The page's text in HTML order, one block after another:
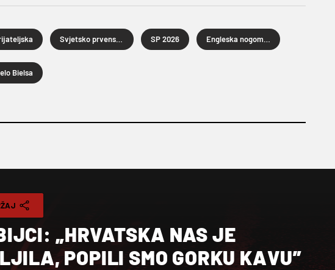
Svjetsko prvenstvo u nogometu 2026. SP 2026 Engleska nogometna reprezentacija
Bielsa
„HRVATSKA NAS JE
POPILI SMO GORKU KAVU”